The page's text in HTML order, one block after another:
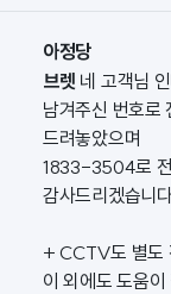
아정당
브렛 네 고객님
남겨주신 번호로
드려놓았으며
1833-3504로 전
감사드리겠습니
+ CCTV도 별도
이 외에도 도움